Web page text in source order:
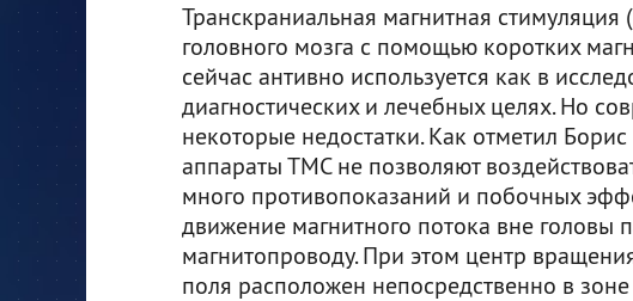
Транскраниальная магнитная
головного мозга с помощью коротких
сейчас антивно используется как в
диагностических и лечебных целях. Но
некоторые недостатки. Как отметил
аппараты ТМС не позволяют
много противопоказаний и побочных
движение магнитного потока вне головы
магнитопроводу. При этом центр
поля расположен непосредственно в